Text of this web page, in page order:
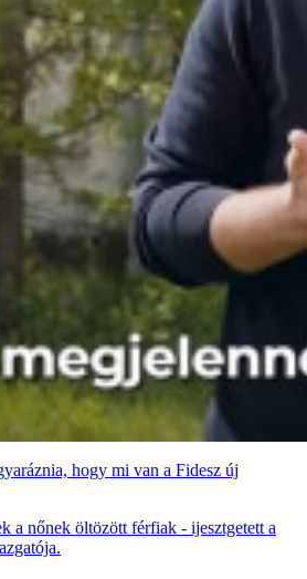
hogy mi van a Fidesz új
a nőnek öltözött férfiak - ijesztgetett a